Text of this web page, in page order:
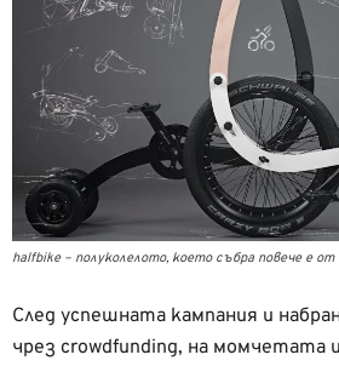
halfbike – полуколелото, което събра повече е от
След успешната кампания и
чрез crowdfunding, на момчетата